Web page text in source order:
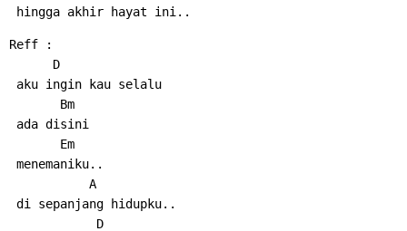
hingga akhir hayat ini..
Reff :
      D
aku ingin kau selalu
       Bm
ada disini
       Em
menemaniku..
           A
di sepanjang hidupku..
            D